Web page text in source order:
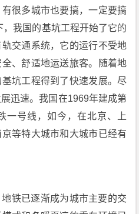
很多城市也要搞，一定要搞
，我国的基坑工程开始了它的
交通系统，它的运行不受地
、舒适地运送旅客。随着地
坑工程得到了快速发展。尽
迅速。我国在1969年建成第
号线，如今，在北京、上
等特大城市和大城市已经有
铁已逐渐成为城市主要的交